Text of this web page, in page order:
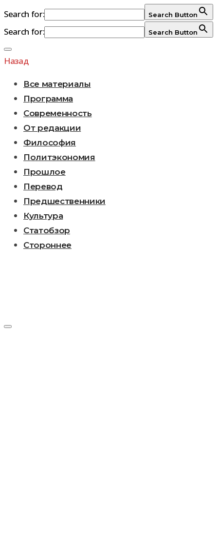
Search for: Search Button
Search for: Search Button
Перейти
к
Назад
Все материалы
Программа
Современность
От редакции
Философия
Политэкономия
Прошлое
Перевод
Предшественники
Культура
Статобзор
Стороннее